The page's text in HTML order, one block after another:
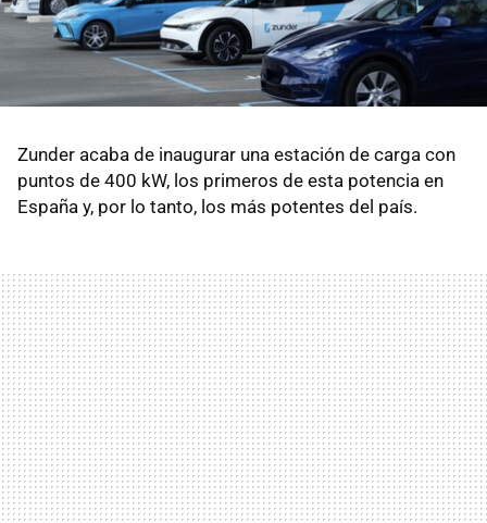
Zunder acaba de inaugurar una estación de carga con
puntos de 400 kW, los primeros de esta potencia en
España y, por lo tanto, los más potentes del país.